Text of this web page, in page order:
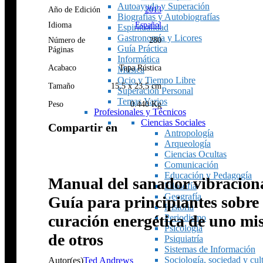
Autoayuda y Superación
Biografías y Autobiografías
Espiritualidad
Gastronomía y Licores
Guía Práctica
Informática
Música
Ocio y Tiempo Libre
Superación Personal
Temas Varios
Profesionales y Técnicos
Ciencias Sociales
Antropología
Arqueología
Ciencias Ocultas
Comunicación
Educación y Pedagogía
Filosofía
Geografía
Historia
Periodismo
Psicología
Psiquiatría
Sistemas de Información
Sociología, sociedad y
Año de Edición
2013
Idioma
Español
Número de
Páginas
280
Acabaco Tapa Rústica
Tamaño 15,5 x 23,5 cm
Peso 0.440 Kg
Compartir en
Manual del sanador
Guía para principiantes sobre
curación energética de uno
de otros
Autor(es)Ted Andrews